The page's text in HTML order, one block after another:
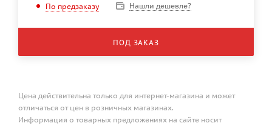
По предзаказу Нашли дешевле?
ПОД ЗАКАЗ
Цена действительна только для интернет-магазина и может
отличаться от цен в розничных магазинах.
Информация о товарных предложениях на сайте носит